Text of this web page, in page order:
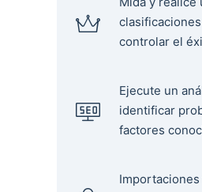
controlar el
Ejecute un
identificar
factores